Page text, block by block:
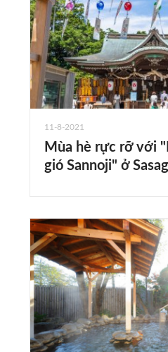
11-8-2021
Mùa hè rực rỡ với
gió Sannoji" ở